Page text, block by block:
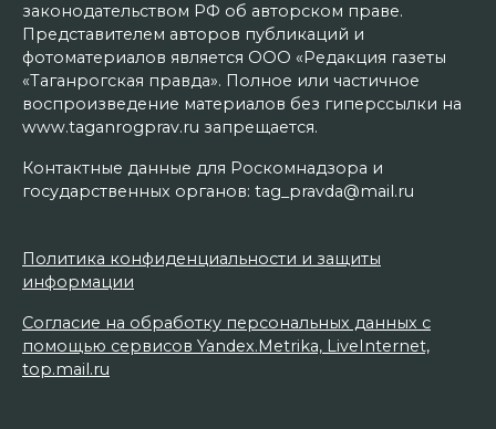
законодательством РФ об авторском праве.
Представителем авторов публикаций и
фотоматериалов является ООО «Редакция газеты
«Таганрогская правда». Полное или частичное
воспроизведение материалов без гиперссылки на
www.taganrogprav.ru запрещается.
Контактные данные для Роскомнадзора и
государственных органов: tag_pravda@mail.ru
Политика конфиденциальности и защиты
информации
Согласие на обработку персональных данных с
помощью сервисов Yandex.Metrika, LiveInternet,
top.mail.ru